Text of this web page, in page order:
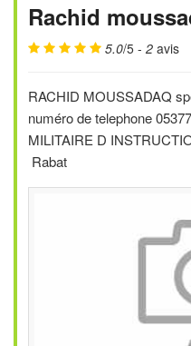
Rachid
5.0/5 - 2 avis
RACHID MOUSSADAQ
numéro de telephone
MILITAIRE D
Rabat